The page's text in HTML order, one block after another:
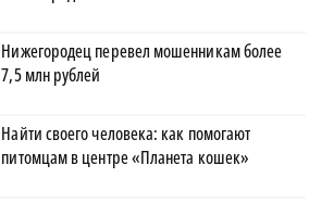
Нижегородец перевел мошенникам более
7,5 млн рублей
Найти своего человека: как помогают
питомцам в центре «Планета кошек»